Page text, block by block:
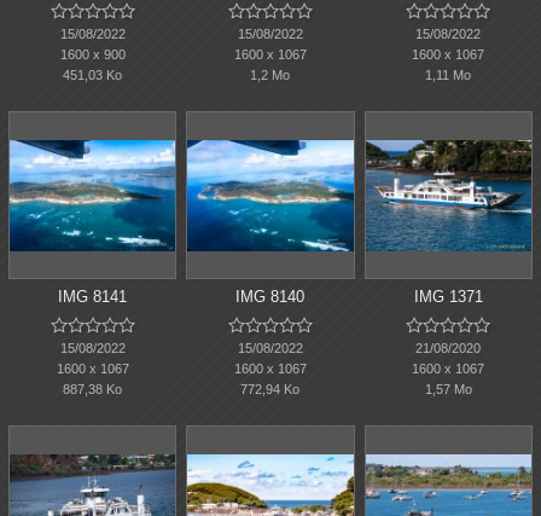

15/08/2022
1600 x 900
451,03 Ko

15/08/2022
1600 x 1067
1,2 Mo

15/08/2022
1600 x 1067
1,11 Mo
IMG 8141

15/08/2022
1600 x 1067
887,38 Ko
IMG 8140

15/08/2022
1600 x 1067
772,94 Ko
IMG 1371

21/08/2020
1600 x 1067
1,57 Mo